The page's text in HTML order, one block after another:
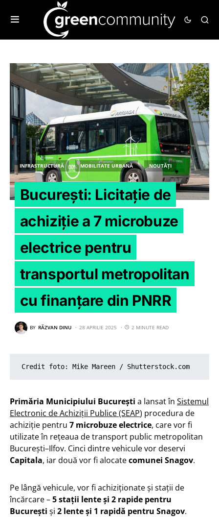
INFRASTRUCTURĂ MOBILITATE URBANĂ NOUTĂȚI
București: Licitație de
achiziție a 7 microbuze
electrice pentru
transportul metropolitan
cu finanțare din PNRR
BY RĂZVAN DINU 28 APRILIE 2025 2 MINUTE READ
Credit foto: Mike Mareen / Shutterstock.com
Primăria Municipiului București a lansat în Sistemul
Electronic de Achiziții Publice (SEAP) procedura de
achiziție pentru 7 microbuze electrice, care vor fi
utilizate în rețeaua de transport public metropolitan
București–Ilfov. Cinci dintre vehicule vor deservi
Capitala, iar două vor fi alocatecomunei Snagov.
Pe lângă vehicule, vor fi achiziționate și stații de
încărcare –5 stații lente și 2 rapide pentru
București și 2 lente și 1 rapidă pentru Snagov.